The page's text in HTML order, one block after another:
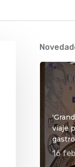
viaje
16